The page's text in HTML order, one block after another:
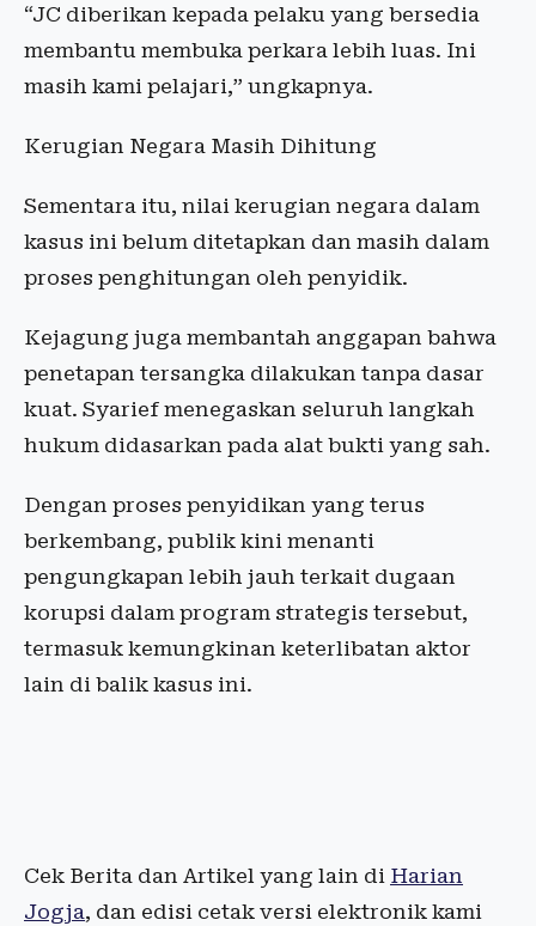
“JC diberikan kepada pelaku yang bersedia
membantu membuka perkara lebih luas. Ini
masih kami pelajari,” ungkapnya.
Kerugian Negara Masih Dihitung
Sementara itu, nilai kerugian negara dalam
kasus ini belum ditetapkan dan masih dalam
proses penghitungan oleh penyidik.
Kejagung juga membantah anggapan bahwa
penetapan tersangka dilakukan tanpa dasar
kuat. Syarief menegaskan seluruh langkah
hukum didasarkan pada alat bukti yang sah.
Dengan proses penyidikan yang terus
berkembang, publik kini menanti
pengungkapan lebih jauh terkait dugaan
korupsi dalam program strategis tersebut,
termasuk kemungkinan keterlibatan aktor
lain di balik kasus ini.
Cek Berita dan Artikel yang lain di Harian
Jogja, dan edisi cetak versi elektronik kami